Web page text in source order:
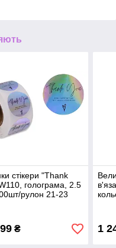
стікери "Thank
голограма, 2.5
рулон 21-23
₴ 1